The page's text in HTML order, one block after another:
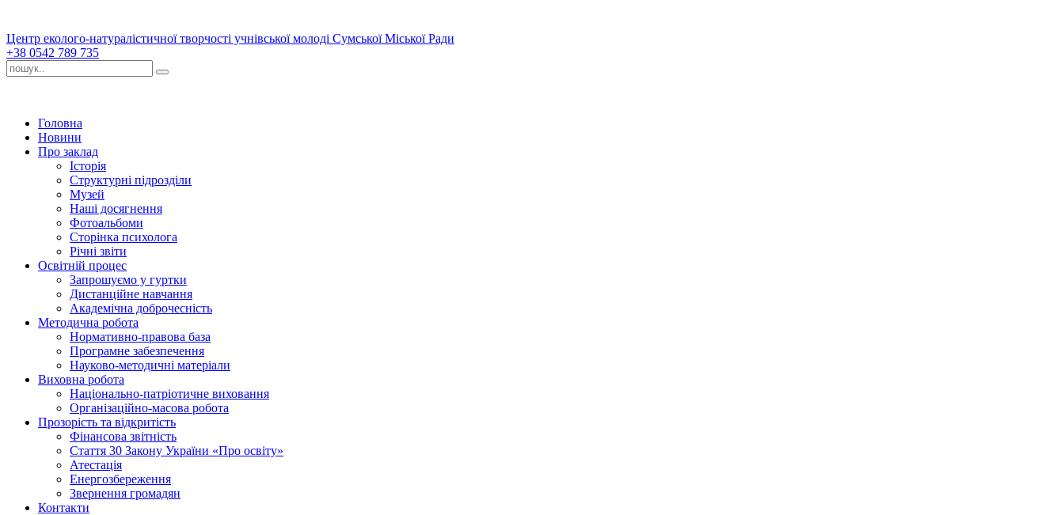
Центр еколого-натуралістичної творчості учнівської молоді Сумської Міської Ради
+38 0542 789 735
Головна
Новини
Про заклад
Історія
Структурні підрозділи
Музей
Наші досягнення
Фотоальбоми
Сторінка психолога
Річні звіти
Освітній процес
Запрошуємо у гуртки
Дистанційне навчання
Академічна доброчесність
Методична робота
Нормативно-правова база
Програмне забезпечення
Науково-методичні матеріали
Виховна робота
Національно-патріотичне виховання
Організаційно-масова робота
Прозорість та відкритість
Фінансова звітність
Стаття 30 Закону України «Про освіту»
Атестація
Енергозбереження
Звернення громадян
Контакти